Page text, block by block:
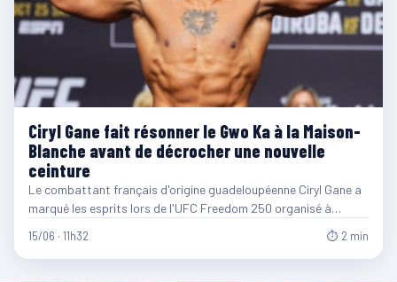
Ciryl Gane fait résonner le Gwo Ka à la Maison-
Blanche avant de décrocher une nouvelle
ceinture
Le combattant français d'origine guadeloupéenne Ciryl Gane a
marqué les esprits lors de l'UFC Freedom 250 organisé à…
15/06 · 11h32 ⏱ 2 min